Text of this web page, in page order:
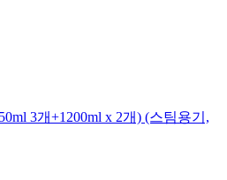
3개+1200ml x 2개) (스팀용기,